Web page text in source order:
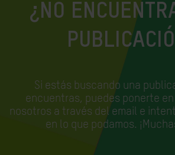
¿NO
Si estás buscando una
encuentras, puedes ponerte
nosotros a través del email e
en lo que podamos.